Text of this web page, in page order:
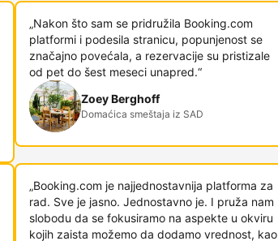
„Nakon što sam se pridružila Booking.com
platformi i podesila stranicu, popunjenost se
značajno povećala, a rezervacije su pristizale
od pet do šest meseci unapred.“
Zoey Berghoff
Domaćica smeštaja iz SAD
„Booking.com je najjednostavnija platforma za
rad. Sve je jasno. Jednostavno je. I pruža nam
slobodu da se fokusiramo na aspekte u okviru
kojih zaista možemo da dodamo vrednost, kao